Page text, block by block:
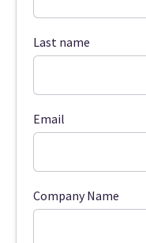
Last name
Email
Company Name